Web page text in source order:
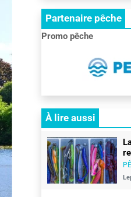
chasse
:
le
chasseurs
Partenaire pêche
Promo pêche
À lire aussi